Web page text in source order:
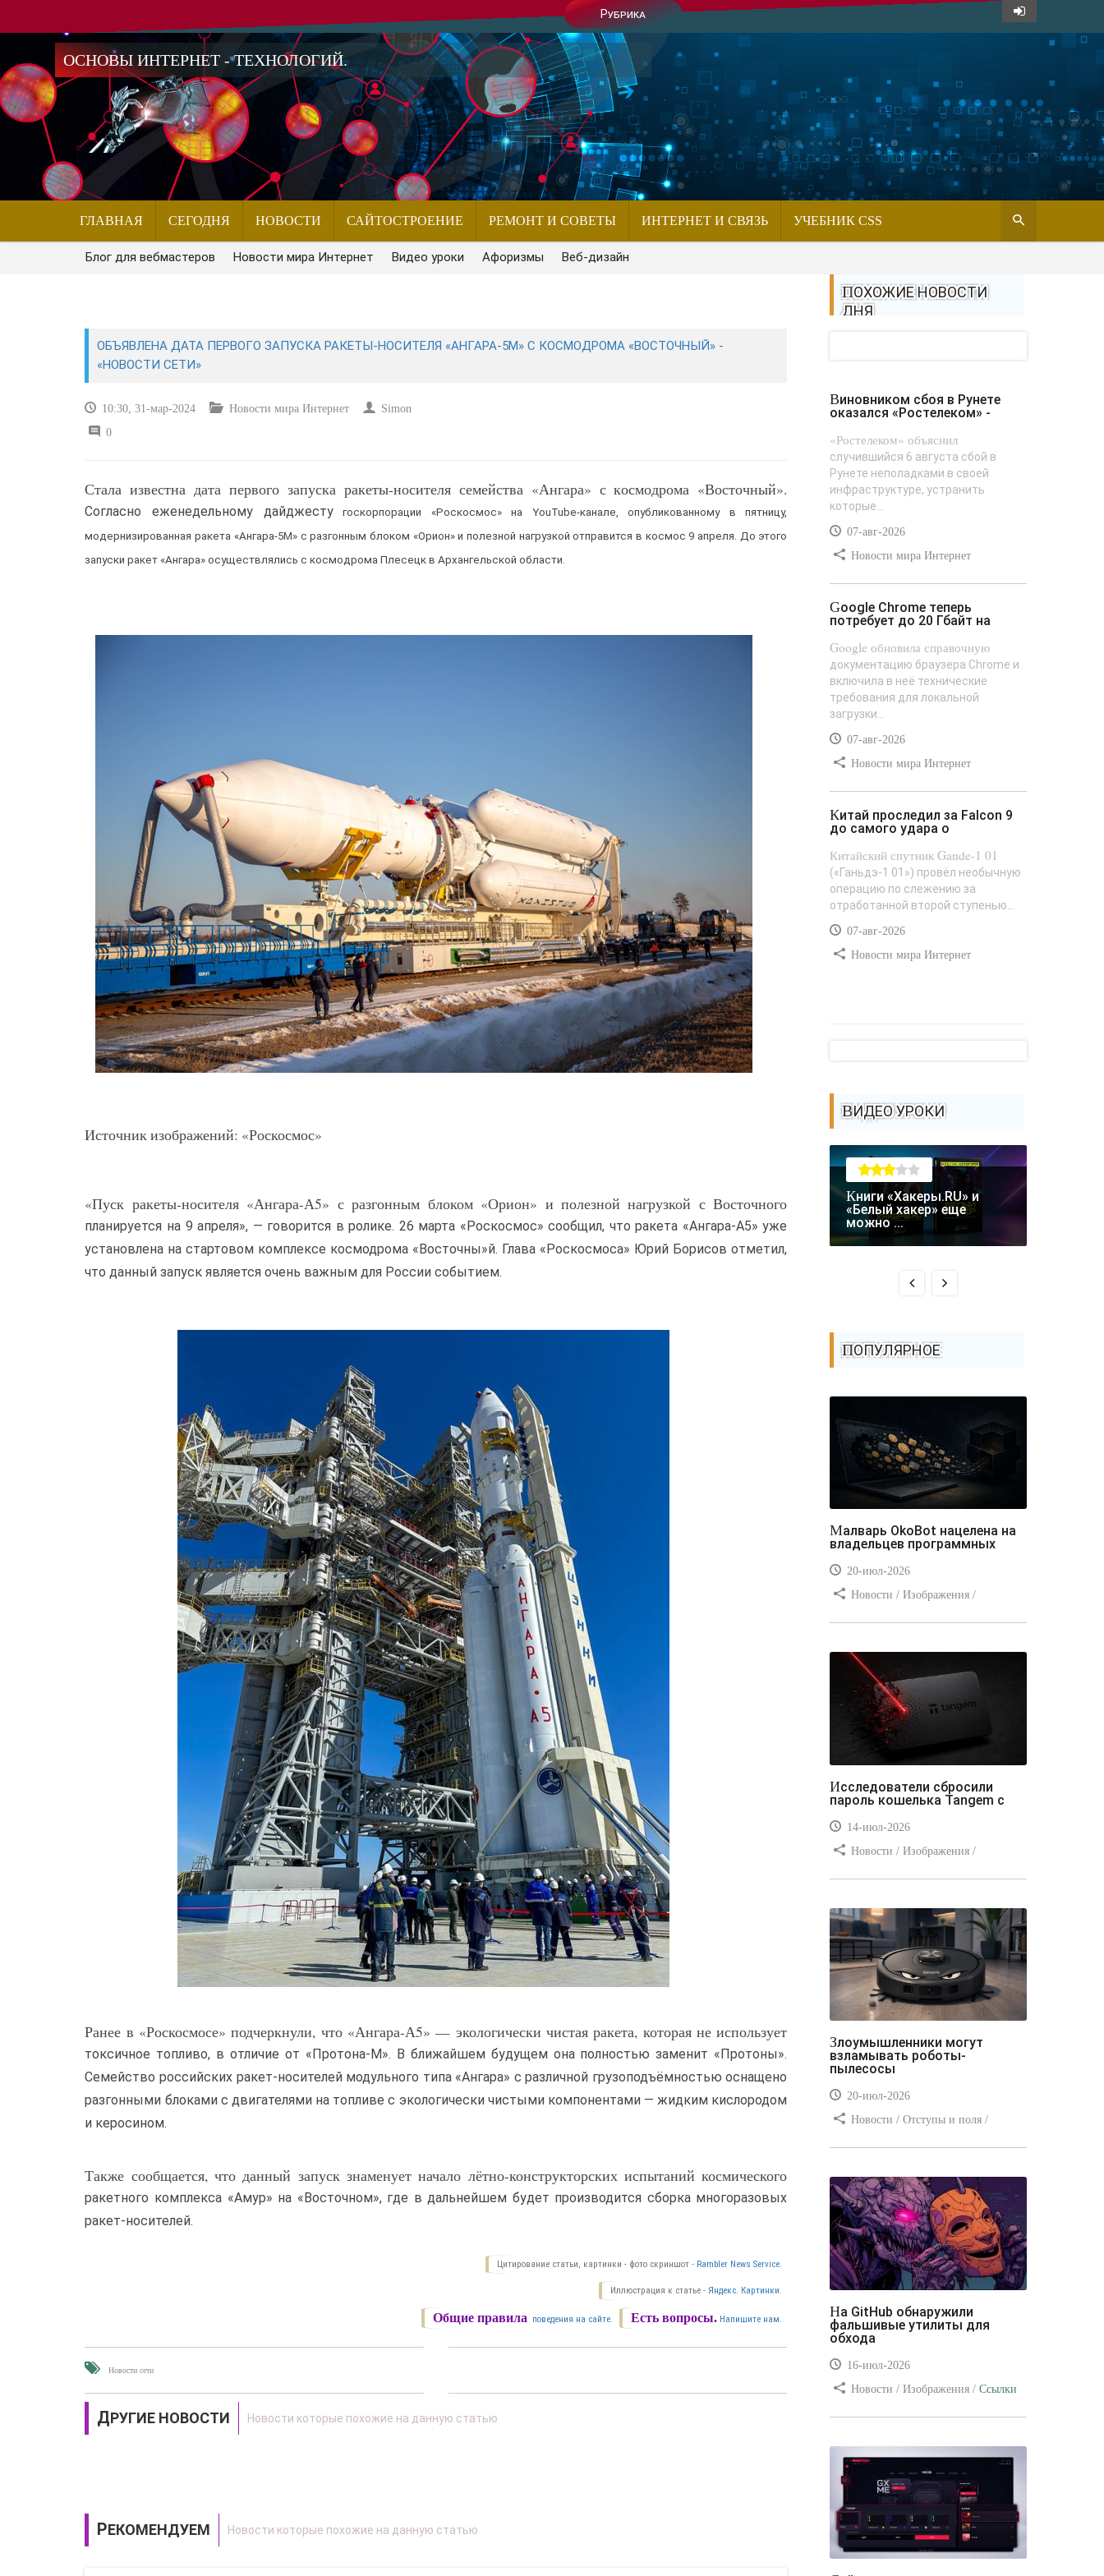
Рубрика
ОСНОВЫ ИНТЕРНЕТ - ТЕХНОЛОГИЙ.
ГЛАВНАЯ СЕГОДНЯ НОВОСТИ САЙТОСТРОЕНИЕ РЕМОНТ И СОВЕТЫ ИНТЕРНЕТ И СВЯЗЬ УЧЕБНИК CSS
Блог для вебмастеров Новости мира Интернет Видео уроки Афоризмы Веб-дизайн
ОБЪЯВЛЕНА ДАТА ПЕРВОГО ЗАПУСКА РАКЕТЫ-НОСИТЕЛЯ «АНГАРА-5М» С КОСМОДРОМА «ВОСТОЧНЫЙ» -
«НОВОСТИ СЕТИ»
10:30, 31-мар-2024 Новости мира Интернет
Simon
0
Стала известна дата первого запуска ракеты-носителя семейства «Ангара» с космодрома «Восточный».
Согласно еженедельному дайджестугоскорпорации «Роскосмос» на YouTube-канале, опубликованному в пятницу,
модернизированная ракета «Ангара-5М» с разгонным блоком «Орион» и полезной нагрузкой отправится в космос 9 апреля. До этого
запуски ракет «Ангара» осуществлялись с космодрома Плесецк в Архангельской области.
Источник изображений: «Роскосмос»
«Пуск ракеты-носителя «Ангара-А5» с разгонным блоком «Орион» и полезной нагрузкой с Восточного
планируется на 9 апреля», — говорится в ролике. 26 марта «Роскосмос» сообщил, что ракета «Ангара-А5» уже
установлена на стартовом комплексе космодрома «Восточны»й. Глава «Роскосмоса» Юрий Борисов отметил,
что данный запуск является очень важным для России событием.
Ранее в «Роскосмосе» подчеркнули, что «Ангара-А5» — экологически чистая ракета, которая не использует
токсичное топливо, в отличие от «Протона-М». В ближайшем будущем она полностью заменит «Протоны».
Семейство российских ракет-носителей модульного типа «Ангара» с различной грузоподъёмностью оснащено
разгонными блоками с двигателями на топливе с экологически чистыми компонентами — жидким кислородом
и керосином.
Также сообщается, что данный запуск знаменует начало лётно-конструкторских испытаний космического
ракетного комплекса «Амур» на «Восточном», где в дальнейшем будет производится сборка многоразовых
ракет-носителей.
Цитирование статьи, картинки - фото скриншот - Rambler News Service.
Иллюстрация к статье - Яндекс. Картинки.
Есть вопросы. Напишите нам.
Общие правила поведения на сайте.
Новости сети
ДРУГИЕ НОВОСТИ
РЕКОМЕНДУЕМ
ПОХОЖИЕ НОВОСТИ
ДНЯ
Виновником сбоя в Рунете
оказался «Ростелеком» -
«Ростелеком» объяснил
случившийся 6 августа сбой в
Рунете неполадками в своей
инфраструктуре, устранить
которые...
07-авг-2026
Новости мира Интернет
Google Chrome теперь
потребует до 20 Гбайт на
Google обновила справочную
документацию браузера Chrome и
включила в неё технические
требования для локальной
загрузки...
07-авг-2026
Новости мира Интернет
Китай проследил за Falcon 9
до самого удара о
Китайский спутник Gande-1 01
(«Ганьдэ-1 01») провёл необычную
операцию по слежению за
отработанной второй ступенью...
07-авг-2026
Новости мира Интернет
ВИДЕО УРОКИ
Книги «Хакеры.RU» и
«Белый хакер» еще
можно ...
ПОПУЛЯРНОЕ
Малварь OkoBot нацелена на
владельцев программных
20-июл-2026
Новости / Изображения /
Самоучитель CSS / Линии и рамки /
Видео уроки / Заработок
Исследователи сбросили
пароль кошелька Tangem с
14-июл-2026
Новости / Изображения /
/ Вёрстка / Видео уроки
Злоумышленники могут
взламывать роботы-
пылесосы
20-июл-2026
Новости / Отступы и поля /
/ Текст / Цвет / Видео уроки
На GitHub обнаружили
фальшивые утилиты для
обхода
16-июл-2026
Новости / Изображения / Ссылки